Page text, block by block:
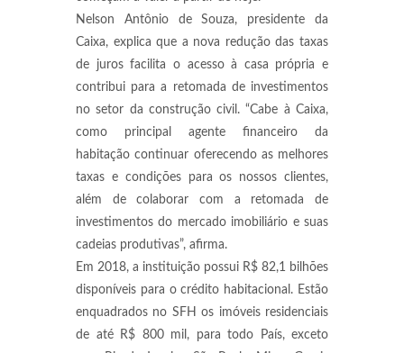
Nelson Antônio de Souza, presidente da
Caixa, explica que a nova redução das taxas
de juros facilita o acesso à casa própria e
contribui para a retomada de investimentos
no setor da construção civil. “Cabe à Caixa,
como principal agente financeiro da
habitação continuar oferecendo as melhores
taxas e condições para os nossos clientes,
além de colaborar com a retomada de
investimentos do mercado imobiliário e suas
cadeias produtivas”, afirma.
Em 2018, a instituição possui R$ 82,1 bilhões
disponíveis para o crédito habitacional. Estão
enquadrados no SFH os imóveis residenciais
de até R$ 800 mil, para todo País, exceto